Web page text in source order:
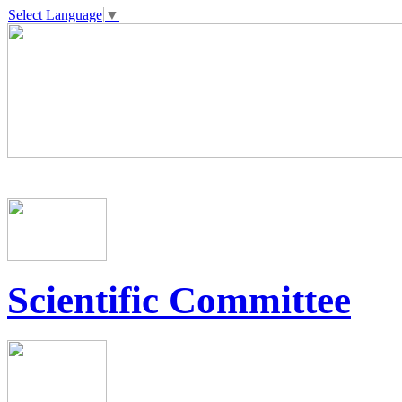
Select Language ▼
Scientific Committee